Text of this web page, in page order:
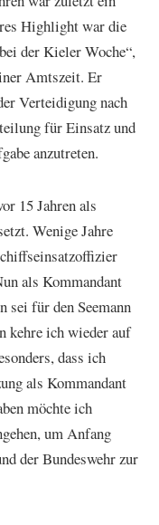
Highlight war die
der Kieler Woche“,
Amtszeit. Er
Verteidigung nach
für Einsatz und
anzutreten.
15 Jahren als
Wenige Jahre
als Kommandant
sei für den Seemann
kehre ich wieder auf
dass ich
als Kommandant
möchte ich
um Anfang
der Bundeswehr zur